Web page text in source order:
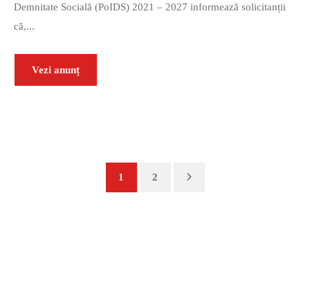
Demnitate Socială (PoIDS) 2021 – 2027 informează solicitanții
că,...
Vezi anunț
1 2